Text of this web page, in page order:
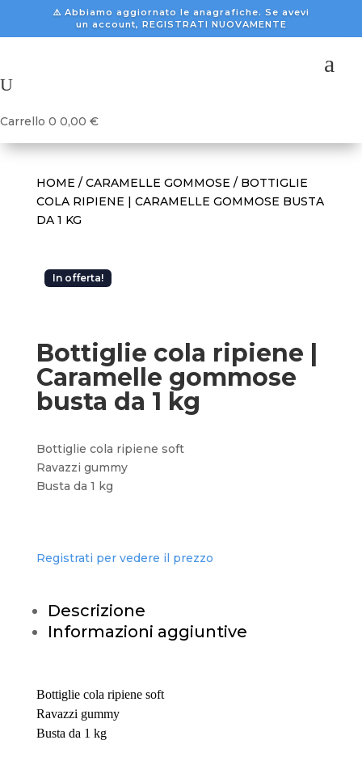
⚠️ Abbiamo aggiornato le anagrafiche. Se avevi
un account, REGISTRATI NUOVAMENTE
a
U
Carrello 0 0,00 €
HOME / CARAMELLE GOMMOSE / BOTTIGLIE
COLA RIPIENE | CARAMELLE GOMMOSE BUSTA
DA 1 KG
In offerta!
Bottiglie cola ripiene |
Caramelle gommose
busta da 1 kg
Bottiglie cola ripiene soft
Ravazzi gummy
Busta da 1 kg
Registrati per vedere il prezzo
Descrizione
Informazioni aggiuntive
Bottiglie cola ripiene soft
Ravazzi gummy
Busta da 1 kg